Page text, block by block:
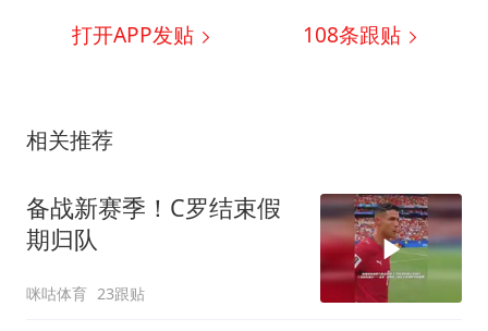
打开APP发贴 108条跟贴
相关推荐
备战新赛季！C罗结束假
期归队
咪咕体育 23跟贴